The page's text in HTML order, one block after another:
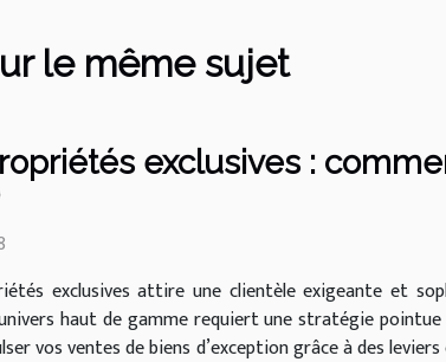
le même sujet
exclusives :
exclusives attire une clientèle exigeante et
haut de gamme requiert une stratégie
vos ventes de biens d’exception grâce à des